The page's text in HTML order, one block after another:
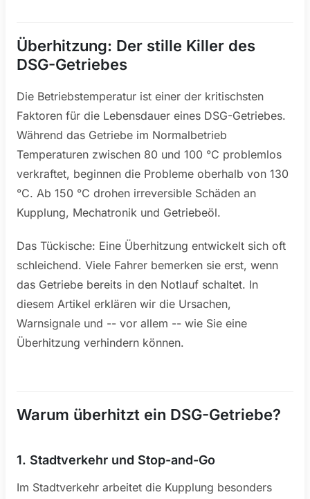
Überhitzung: Der stille Killer des
DSG-Getriebes
Die Betriebstemperatur ist einer der kritischsten
Faktoren für die Lebensdauer eines DSG-Getriebes.
Während das Getriebe im Normalbetrieb
Temperaturen zwischen 80 und 100 °C problemlos
verkraftet, beginnen die Probleme oberhalb von 130
°C. Ab 150 °C drohen irreversible Schäden an
Kupplung, Mechatronik und Getriebeöl.
Das Tückische: Eine Überhitzung entwickelt sich oft
schleichend. Viele Fahrer bemerken sie erst, wenn
das Getriebe bereits in den Notlauf schaltet. In
diesem Artikel erklären wir die Ursachen,
Warnsignale und -- vor allem -- wie Sie eine
Überhitzung verhindern können.
Warum überhitzt ein DSG-Getriebe?
1. Stadtverkehr und Stop-and-Go
Im Stadtverkehr arbeitet die Kupplung besonders